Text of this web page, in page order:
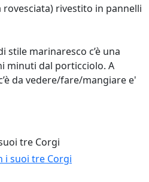
rivestito in pannelli
stile marinaresco c’è una
minuti dal porticciolo. A
da vedere/fare/mangiare e'
tre Corgi